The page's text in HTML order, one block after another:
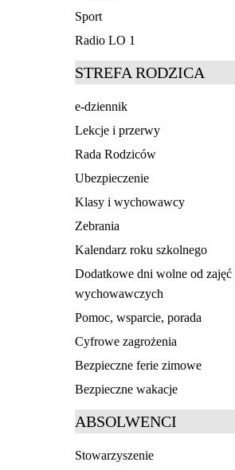
Sport
Radio LO 1
STREFA RODZICA
e-dziennik
Lekcje i przerwy
Rada Rodziców
Ubezpieczenie
Klasy i wychowawcy
Zebrania
Kalendarz roku szkolnego
Dodatkowe dni wolne od
wychowawczych
Pomoc, wsparcie, porada
Cyfrowe zagrożenia
Bezpieczne ferie zimowe
Bezpieczne wakacje
ABSOLWENCI
Stowarzyszenie